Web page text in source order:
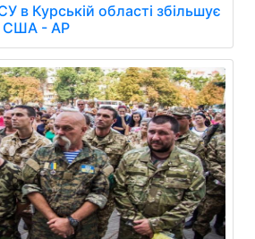
в Курській області збільшує
США - AP